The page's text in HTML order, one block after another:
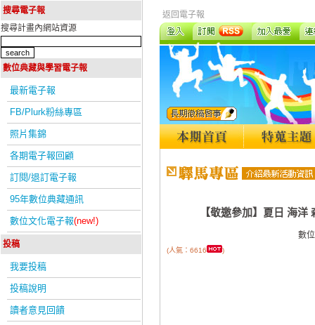
搜尋電子報
搜尋計畫內網站資源
數位典藏與學習電子報
最新電子報
FB/Plurk粉絲專區
照片集錦
各期電子報回顧
訂閱/退訂電子報
95年數位典藏通訊
數位文化電子報(new!)
投稿
我要投稿
投稿說明
讀者意見回饋
返回電子報
【敬邀參加】夏日 海
數
(人氣：6616 )